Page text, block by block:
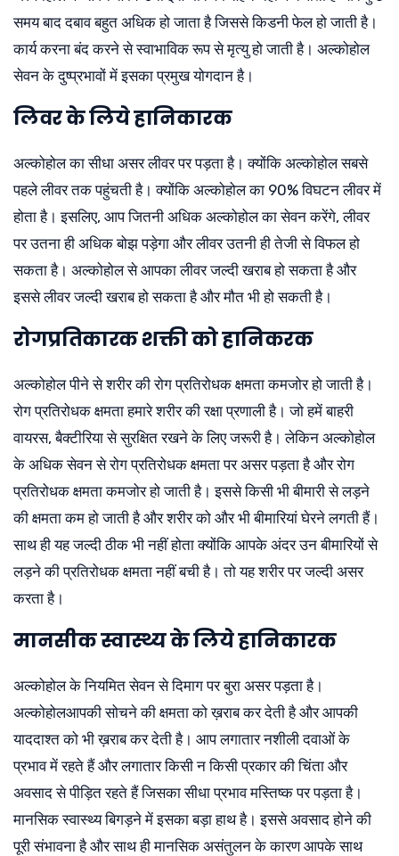
समय बाद दबाव बहुत अधिक हो जाता है जिससे किडनी फेल हो जाती है।
कार्य करना बंद करने से स्वाभाविक रूप से मृत्यु हो जाती है। अल्कोहोल
सेवन के दुष्प्रभावों में इसका प्रमुख योगदान है।
लिवर के लिये हानिकारक
अल्कोहोल का सीधा असर लीवर पर पड़ता है। क्योंकि अल्कोहोल सबसे
पहले लीवर तक पहुंचती है। क्योंकि अल्कोहोल का 90% विघटन लीवर में
होता है। इसलिए, आप जितनी अधिक अल्कोहोल का सेवन करेंगे, लीवर
पर उतना ही अधिक बोझ पड़ेगा और लीवर उतनी ही तेजी से विफल हो
सकता है। अल्कोहोल से आपका लीवर जल्दी खराब हो सकता है और
इससे लीवर जल्दी खराब हो सकता है और मौत भी हो सकती है।
रोगप्रतिकारक शक्ती को हानिकरक
अल्कोहोल पीने से शरीर की रोग प्रतिरोधक क्षमता कमजोर हो जाती है।
रोग प्रतिरोधक क्षमता हमारे शरीर की रक्षा प्रणाली है। जो हमें बाहरी
वायरस, बैक्टीरिया से सुरक्षित रखने के लिए जरूरी है। लेकिन अल्कोहोल
के अधिक सेवन से रोग प्रतिरोधक क्षमता पर असर पड़ता है और रोग
प्रतिरोधक क्षमता कमजोर हो जाती है। इससे किसी भी बीमारी से लड़ने
की क्षमता कम हो जाती है और शरीर को और भी बीमारियां घेरने लगती हैं।
साथ ही यह जल्दी ठीक भी नहीं होता क्योंकि आपके अंदर उन बीमारियों से
लड़ने की प्रतिरोधक क्षमता नहीं बची है। तो यह शरीर पर जल्दी असर
करता है।
मानसीक स्वास्थ्य के लिये हानिकारक
अल्कोहोल के नियमित सेवन से दिमाग पर बुरा असर पड़ता है।
अल्कोहोलआपकी सोचने की क्षमता को ख़राब कर देती है और आपकी
याददाश्त को भी ख़राब कर देती है। आप लगातार नशीली दवाओं के
प्रभाव में रहते हैं और लगातार किसी न किसी प्रकार की चिंता और
अवसाद से पीड़ित रहते हैं जिसका सीधा प्रभाव मस्तिष्क पर पड़ता है।
मानसिक स्वास्थ्य बिगड़ने में इसका बड़ा हाथ है। इससे अवसाद होने की
पूरी संभावना है और साथ ही मानसिक असंतुलन के कारण आपके साथ